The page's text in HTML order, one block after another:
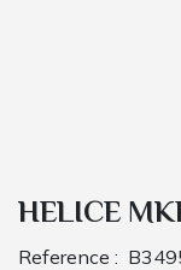
HELICE
Reference :